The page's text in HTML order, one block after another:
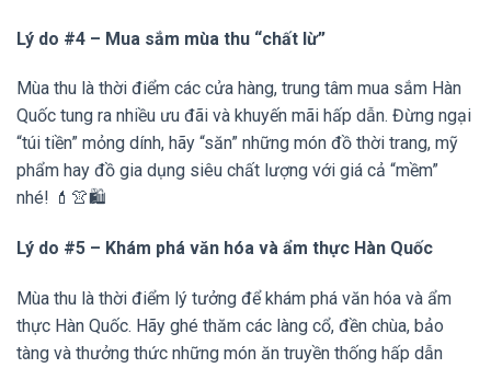
Lý do #4 – Mua sắm mùa thu “chất lừ”
Mùa thu là thời điểm các cửa hàng, trung tâm mua sắm Hàn
Quốc tung ra nhiều ưu đãi và khuyến mãi hấp dẫn. Đừng ngại
“túi tiền” mỏng dính, hãy “săn” những món đồ thời trang, mỹ
phẩm hay đồ gia dụng siêu chất lượng với giá cả “mềm”
nhé! 💄👚🛍️
Lý do #5 – Khám phá văn hóa và ẩm thực Hàn Quốc
Mùa thu là thời điểm lý tưởng để khám phá văn hóa và ẩm
thực Hàn Quốc. Hãy ghé thăm các làng cổ, đền chùa, bảo
tàng và thưởng thức những món ăn truyền thống hấp dẫn